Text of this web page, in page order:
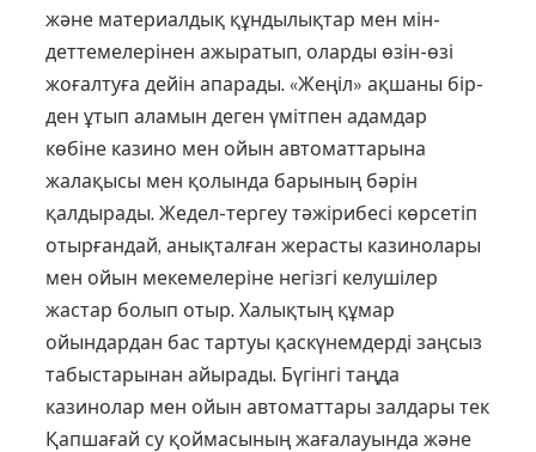
және мате­риалдық құндылықтар мен мін­
деттемелерінен ажыратып, олар­ды өзін-өзі
жоғалтуға дейін апа­рады. «Жеңіл» ақша­ны бір­
ден ұтып аламын деген үмітпен адамдар
көбіне казино мен ойын автоматтарына
жалақысы мен қолында барының бәрін
қалдырады. Жедел-тергеу тәжірибесі көрсетіп
отырғандай, анықталған жерас­ты казинолары
мен ойын мекеме­леріне негізгі келушілер
жастар болып отыр. Халықтың құмар
ойындардан бас тартуы қаскүнемдерді заңсыз
табыстарынан айыра­ды. Бүгінгі таңда
казинолар мен ойын автоматтары залдары тек
Қапшағай су қоймасының жағалауында және